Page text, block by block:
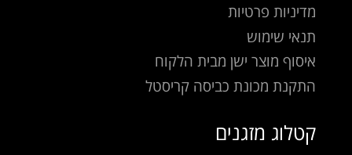
מדיניות פרטיות
תנאי שימוש
איסוף מוצר ישן מבית הלקוח
התקנת מכונת כביסה קריסטל
קטלוג מזגנים